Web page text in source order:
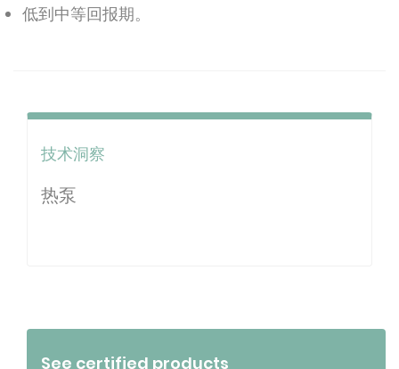
低到中等回报期。
技术洞察
热泵
See certified products